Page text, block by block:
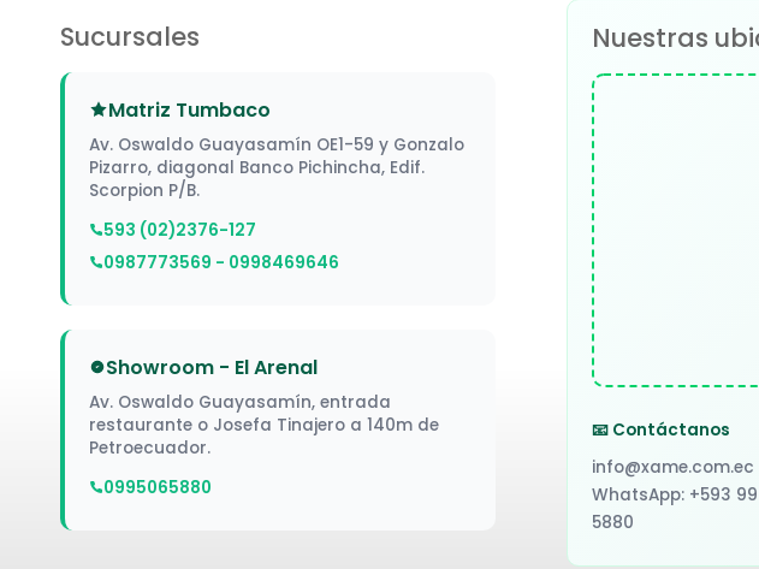
Sucursales
Matriz Tumbaco
Av. Oswaldo Guayasamín OE1-59 y Gonzalo
Pizarro, diagonal Banco Pichincha, Edif.
Scorpion P/B.
593 (02)2376-127
0987773569 - 0998469646
Showroom - El Arenal
Av. Oswaldo Guayasamín, entrada
restaurante o Josefa Tinajero a 140m de
Petroecuador.
0995065880
Nuestras
📧 Contáctanos
info@xame.com.ec
WhatsApp: +593
5880